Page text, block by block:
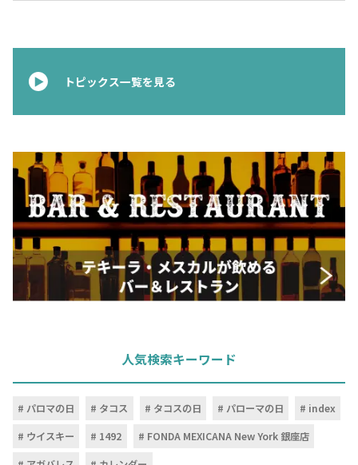
トピックス一覧を見る
人気検索キーワード
パロマの日 タコス タコスの日 パローマの日
index
ウイスキー
1492
FONDA MEXICANA New York 銀座店